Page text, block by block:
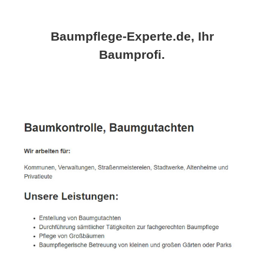
Baumpflege-Experte.de, Ihr
Baumprofi.